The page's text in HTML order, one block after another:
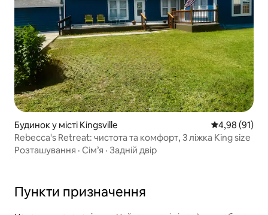
Будинок у місті Kingsville Середня
4,98 (91)
Rebecca's Retreat: чистота та комфорт, 3 ліжка King size
Розташування · Сім’я · Задній двір
Пункти призначення